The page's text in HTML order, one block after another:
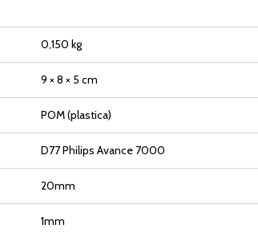
0,150 kg
9 × 8 × 5 cm
POM (plastica)
D77 Philips Avance 7000
20mm
1mm